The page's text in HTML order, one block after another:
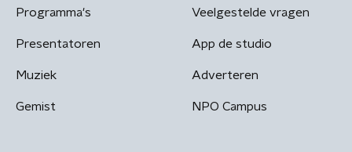
Programma's
Presentatoren
Muziek
Gemist
Veelgestelde vragen
App de studio
Adverteren
NPO Campus